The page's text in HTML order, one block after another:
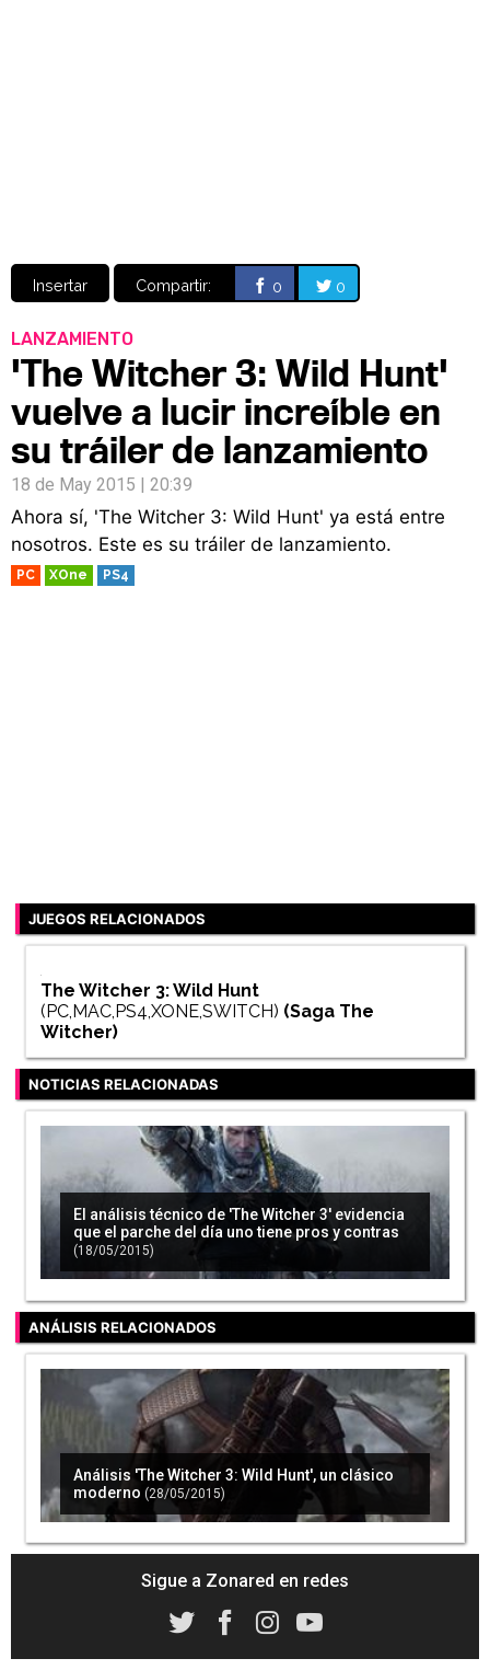
Insertar Compartir: 0 0
LANZAMIENTO
'The Witcher 3: Wild Hunt'
vuelve a lucir increíble en
su tráiler de lanzamiento
18 de May 2015 | 20:39
Ahora sí, 'The Witcher 3: Wild Hunt' ya está entre
nosotros. Este es su tráiler de lanzamiento.
PC XOne PS4
JUEGOS RELACIONADOS
The Witcher 3: Wild Hunt
(PC,MAC,PS4,XONE,SWITCH) (Saga The
Witcher)
NOTICIAS RELACIONADAS
El análisis técnico de 'The Witcher 3' evidencia
que el parche del día uno tiene pros y contras
(18/05/2015)
ANÁLISIS RELACIONADOS
Análisis 'The Witcher 3: Wild Hunt', un clásico
moderno (28/05/2015)
Sigue a Zonared en redes